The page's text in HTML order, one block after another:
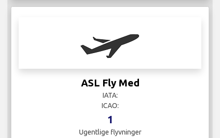
ASL Fly Med
IATA:
ICAO:
1
Ugentlige flyvninger